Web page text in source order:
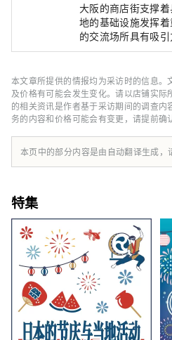
大阪的商店街支撑
地的基础设施发挥
的交流场所具有吸
世博会，我们开设
将其数字化的举措
我们也去吧！” 请
街”与商店街的奇妙
的新一面。
本文章所提供的情报均为采访时的信息
及价格有可能会发生变化。请以店铺实
的相关资讯是作者基于采访期间的调查
务的内容和价格可能会有变更，请提前确
本页中的部分内容是由自动翻译生成，
特集